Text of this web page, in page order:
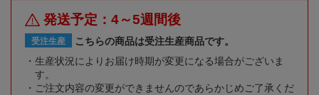
発送予定：4～5週間後
受注生産
こちらの商品は受注生産商品です。
生産状況によりお届け時期が変更になる場合がございま
す。
ご注文内容の変更ができませんのであらかじめご了承くだ